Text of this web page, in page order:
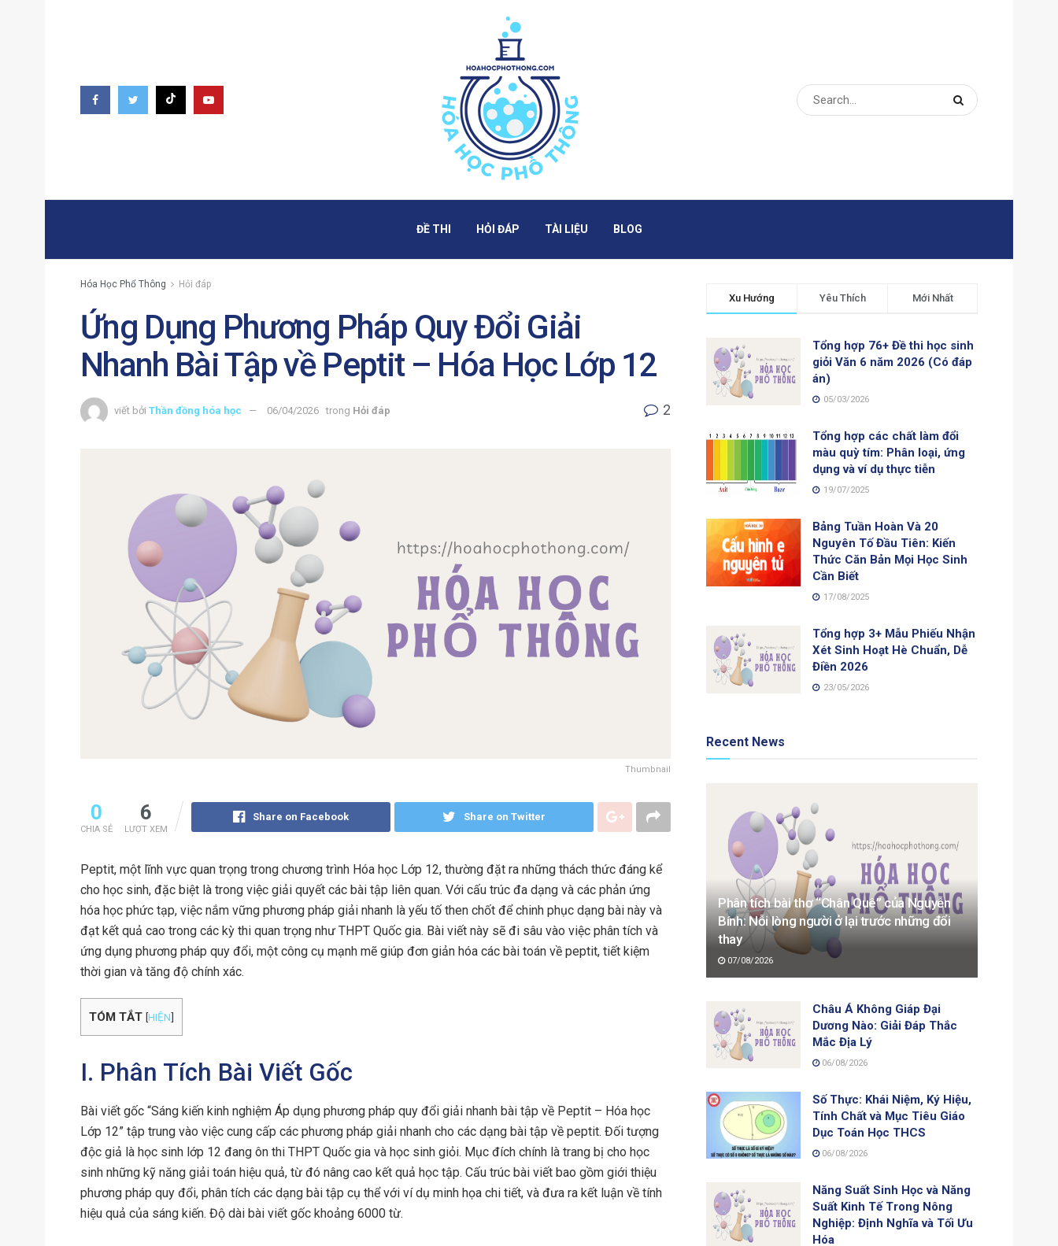
ĐỀ THI HỎI ĐÁP TÀI LIỆU BLOG
Hóa Học Phổ Thông Hỏi đáp
Ứng Dụng Phương Pháp Quy Đổi Giải
Nhanh Bài Tập về Peptit – Hóa Học Lớp 12
viết bởi Thần đồng hóa học 06/04/2026 trong Hỏi đáp 2
Thumbnail
0
CHIA SẺ
6
LƯỢT XEM
Share on Facebook Share on Twitter
Peptit, một lĩnh vực quan trọng trong chương trình Hóa học Lớp 12, thường đặt ra những thách thức đáng kể
cho học sinh, đặc biệt là trong việc giải quyết các bài tập liên quan. Với cấu trúc đa dạng và các phản ứng
hóa học phức tạp, việc nắm vững phương pháp giải nhanh là yếu tố then chốt để chinh phục dạng bài này và
đạt kết quả cao trong các kỳ thi quan trọng như THPT Quốc gia. Bài viết này sẽ đi sâu vào việc phân tích và
ứng dụng phương pháp quy đổi, một công cụ mạnh mẽ giúp đơn giản hóa các bài toán về peptit, tiết kiệm
thời gian và tăng độ chính xác.
TÓM TẮT [HIỆN]
I. Phân Tích Bài Viết Gốc
Bài viết gốc “Sáng kiến kinh nghiệm Áp dụng phương pháp quy đổi giải nhanh bài tập về Peptit – Hóa học
Lớp 12” tập trung vào việc cung cấp các phương pháp giải nhanh cho các dạng bài tập về peptit. Đối tượng
độc giả là học sinh lớp 12 đang ôn thi THPT Quốc gia và học sinh giỏi. Mục đích chính là trang bị cho học
sinh những kỹ năng giải toán hiệu quả, từ đó nâng cao kết quả học tập. Cấu trúc bài viết bao gồm giới thiệu
phương pháp quy đổi, phân tích các dạng bài tập cụ thể với ví dụ minh họa chi tiết, và đưa ra kết luận về tính
hiệu quả của sáng kiến. Độ dài bài viết gốc khoảng 6000 từ.
Xu Hướng Yêu Thích Mới Nhất
Tổng hợp 76+ Đề thi học sinh
giỏi Văn 6 năm 2026 (Có đáp
án)
05/03/2026
Tổng hợp các chất làm đổi
màu quỳ tím: Phân loại, ứng
dụng và ví dụ thực tiễn
19/07/2025
Bảng Tuần Hoàn Và 20
Nguyên Tố Đầu Tiên: Kiến
Thức Căn Bản Mọi Học Sinh
Cần Biết
17/08/2025
Tổng hợp 3+ Mẫu Phiếu Nhận
Xét Sinh Hoạt Hè Chuẩn, Dễ
Điền 2026
23/05/2026
Recent News
Phân tích bài thơ “Chân Quê” của Nguyễn
Bính: Nỗi lòng người ở lại trước những đổi
thay
07/08/2026
Châu Á Không Giáp Đại
Dương Nào: Giải Đáp Thắc
Mắc Địa Lý
06/08/2026
Số Thực: Khái Niệm, Ký Hiệu,
Tính Chất và Mục Tiêu Giáo
Dục Toán Học THCS
06/08/2026
Năng Suất Sinh Học và Năng
Suất Kinh Tế Trong Nông
Nghiệp: Định Nghĩa và Tối Ưu
Hóa